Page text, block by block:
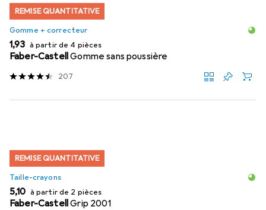
REMISE QUANTITATIVE
Gomme + correcteur
EUR
1,93 à partir de 4 pièces
Faber-CastellGomme sans poussière
207
REMISE QUANTITATIVE
Taille-crayons
EUR
5,10 à partir de 2 pièces
Faber-CastellGrip 2001